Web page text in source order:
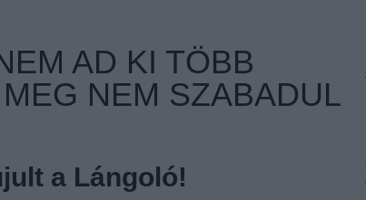
AD KI TÖBB
NEM SZABADUL
a Lángoló!